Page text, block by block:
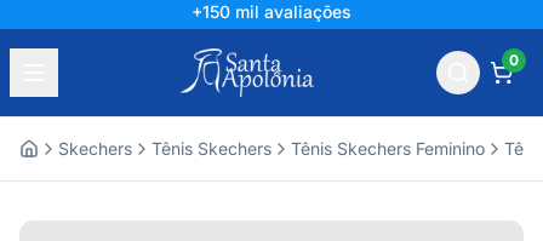
+150 mil avaliações
0
Skechers Tênis Skechers Tênis Skechers Feminino